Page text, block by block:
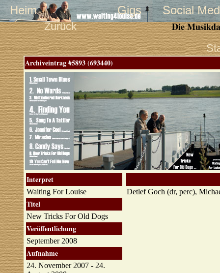
Heim Gigs Social
Zurück Die
Archiveintrag #5893 (693440)
Interpret
Waiting For Louise
Titel
New Tricks For Old Dogs
Veröffentlichung
September 2008
Aufnahme
24. November 2007 - 24.
Detlef Goch (dr, perc),